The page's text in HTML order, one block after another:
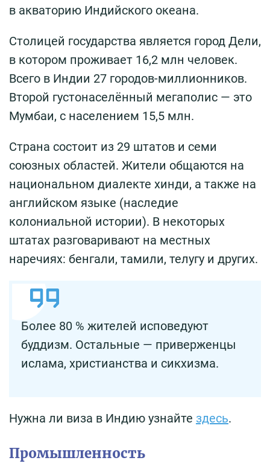
в акваторию Индийского океана.
Столицей государства является город Дели,
в котором проживает 16,2 млн человек.
Всего в Индии 27 городов-миллионников.
Второй густонаселённый мегаполис — это
Мумбаи, с населением 15,5 млн.
Страна состоит из 29 штатов и семи
союзных областей. Жители общаются на
национальном диалекте хинди, а также на
английском языке (наследие
колониальной истории). В некоторых
штатах разговаривают на местных
наречиях: бенгали, тамили, телугу и других.
Более 80 % жителей исповедуют
буддизм. Остальные — приверженцы
ислама, христианства и сикхизма.
Нужна ли виза в Индию узнайте здесь.
Промышленность